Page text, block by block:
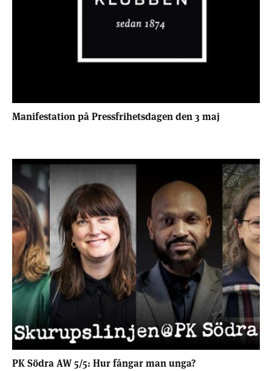
Manifestation på Pressfrihetsdagen den 3 maj
PK Södra AW 5/5: Hur fångar man unga?